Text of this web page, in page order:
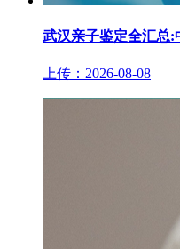
武汉亲子鉴定全汇总:
上传：2026-08-08